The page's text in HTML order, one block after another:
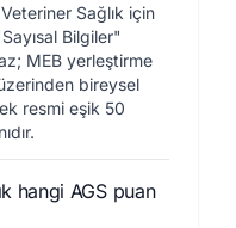
Sağlık için
Bilgiler"
MEB yerleştirme
bireysel
resmi eşik 50
hangi AGS puan